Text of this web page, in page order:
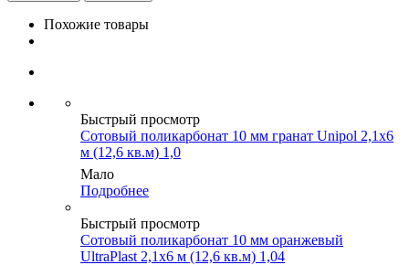
Похожие товары
Быстрый просмотр
Сотовый поликарбонат 10 мм гранат Unipol 2,1х6
м (12,6 кв.м) 1,0
Мало
Подробнее
Быстрый просмотр
Сотовый поликарбонат 10 мм оранжевый
UltraPlast 2,1х6 м (12,6 кв.м) 1,04